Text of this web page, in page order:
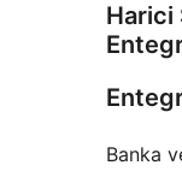
Harici
Banka